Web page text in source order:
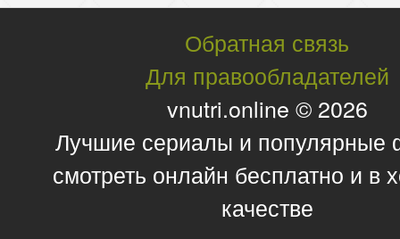
Обратная связь
Для правообладателей
vnutri.online © 2026
Лучшие сериалы и
смотреть онлайн бесплатно и в
качестве